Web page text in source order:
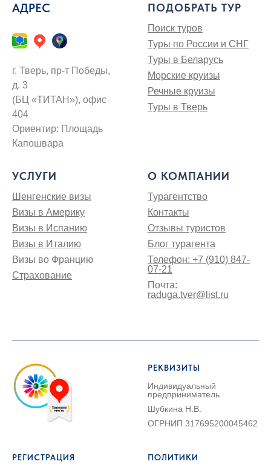
АДРЕС
г. Тверь, пр-т Победы,
д. 3
(БЦ «ТИТАН»), офис
404
Ориентир: Площадь
Капошвара
ПОДОБРАТЬ ТУР
Поиск туров
Туры по России и СНГ
Туры в Беларусь
Морские круизы
Речные круизы
Туры в Тверь
УСЛУГИ
Шенгенские визы
Визы в Америку
Визы в Испанию
Визы в Италию
Визы во Францию
Страхование
О КОМПАНИИ
Турагентство
Контакты
Отзывы туристов
Блог турагента
Телефон: +7 (910) 847-
07-21
Почта:
raduga.tver@list.ru
РЕКВИЗИТЫ
Индивидуальный
предприниматель
Шубкина Н.В.
ОГРНИП 317695200045462
РЕГИСТРАЦИЯ ПОЛИТИКИ